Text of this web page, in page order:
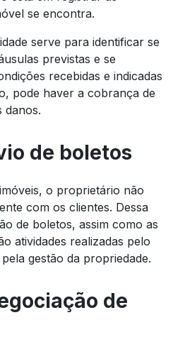
se encontra.
serve para identificar se
previstas e se
recebidas e indicadas
pode haver a cobrança de
danos.
de boletos
o proprietário não
com os clientes. Dessa
de boletos, assim como as
atividades realizadas pelo
gestão da propriedade.
de